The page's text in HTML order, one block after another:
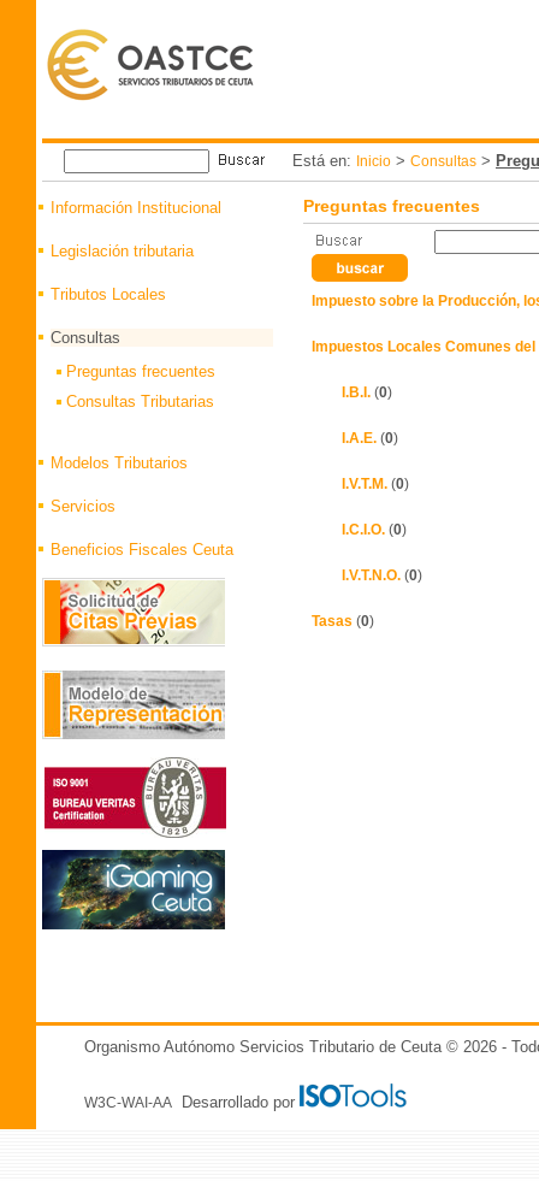
Está en: Inicio > Consultas >
Información Institucional
Legislación tributaria
Tributos Locales
Consultas
Preguntas frecuentes
Consultas Tributarias
Modelos Tributarios
Servicios
Beneficios Fiscales Ceuta
Preguntas frecuentes
Impuesto sobre la Producción,
Impuestos Locales Comunes del
I.B.I. (0)
I.A.E. (0)
I.V.T.M. (0)
I.C.I.O. (0)
I.V.T.N.O. (0)
Tasas (0)
Organismo Autónomo Servicios Tributario de Ceuta © 2026 -
W3C-WAI-AA Desarrollado por